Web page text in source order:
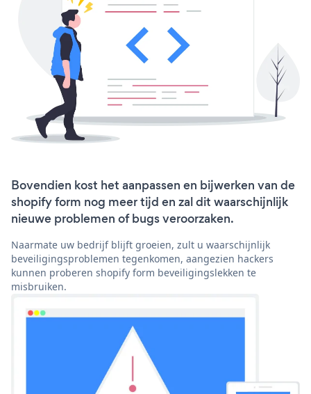
Bovendien kost het aanpassen en bijwerken van de
shopify form nog meer tijd en zal dit waarschijnlijk
nieuwe problemen of bugs veroorzaken.
Naarmate uw bedrijf blijft groeien, zult u waarschijnlijk
beveiligingsproblemen tegenkomen, aangezien hackers
kunnen proberen shopify form beveiligingslekken te
misbruiken.